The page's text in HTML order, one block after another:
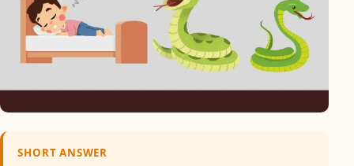
SHORT ANSWER